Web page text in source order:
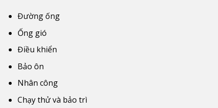
Đường ống
Ống gió
Điều khiển
Bảo ôn
Nhân công
Chạy thử và bảo trì